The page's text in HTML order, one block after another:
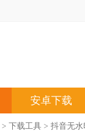
安卓下载
> 下载工具 > 抖音无水